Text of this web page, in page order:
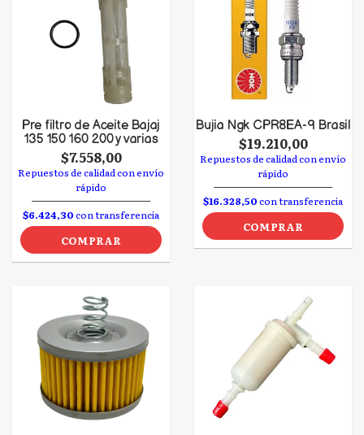
Pre filtro de Aceite Bajaj
135 150 160 200 y varias
$7.558,00
Repuestos de calidad con envío
rápido
$6.424,30con transferencia
COMPRAR
Bujia Ngk CPR8EA-9 Brasil
$19.210,00
Repuestos de calidad con envío
rápido
$16.328,50con transferencia
COMPRAR